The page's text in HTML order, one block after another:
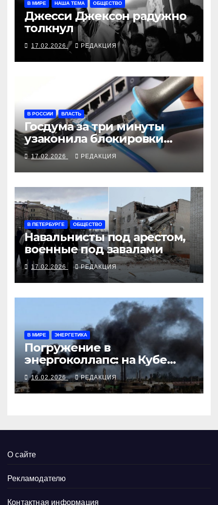
В МИРЕ НАША ТЕМА ОБЩЕСТВО
Джесси Джексон радужно
толкнул
17.02.2026 РЕДАКЦИЯ
В РОССИИ ВЛАСТЬ
Госдума за три минуты
узаконила блокировки
связи в стране
17.02.2026 РЕДАКЦИЯ
В ПЕТЕРБУРГЕ ОБЩЕСТВО
Навальнисты под арестом,
военные под завалами
17.02.2026 РЕДАКЦИЯ
В МИРЕ ЭНЕРГЕТИКА
Погружение в
энергоколлапс: на Кубе
отменён даже сигарный
фестиваль
16.02.2026 РЕДАКЦИЯ
О сайте
Рекламодателю
Контактная информация